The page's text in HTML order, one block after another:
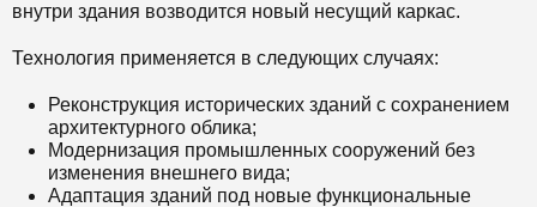
внутри здания возводится новый несущий каркас.
Технология применяется в следующих случаях:
Реконструкция исторических зданий с сохранением
архитектурного облика;
Модернизация промышленных сооружений без
изменения внешнего вида;
Адаптация зданий под новые функциональные